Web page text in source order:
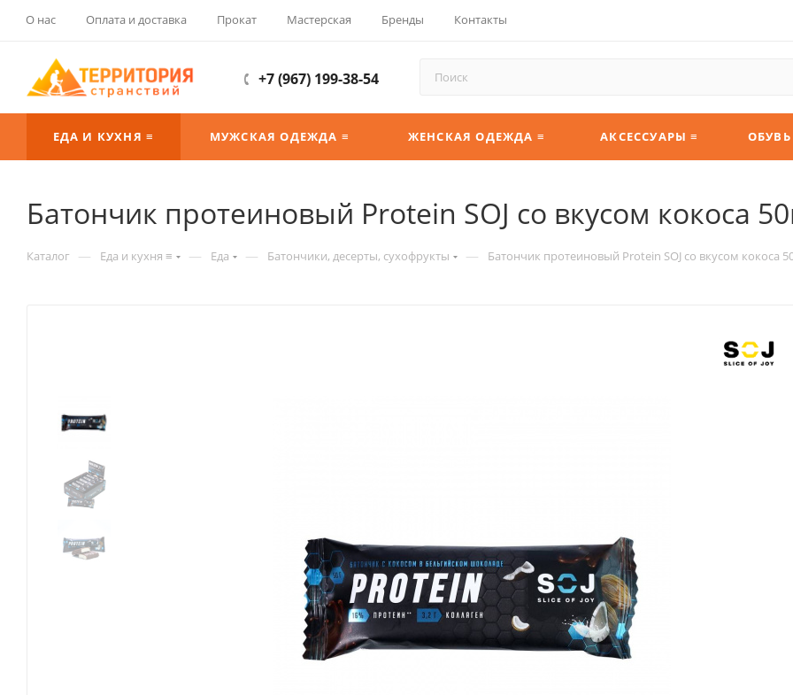
О нас Оплата и доставка Прокат Мастерская Бренды Контакты
+7 (967) 199-38-54
ЕДА И КУХНЯ ≡ МУЖСКАЯ ОДЕЖДА ≡ ЖЕНСКАЯ ОДЕЖДА ≡ АКСЕССУАРЫ ≡ ОБУВЬ
Батончик протеиновый Protein SOJ со вкусом кокоса
Каталог — Еда и кухня ≡ — Еда — Батончики, десерты, сухофрукты — Батончик протеиновый Protein SOJ со вкусом кокоса